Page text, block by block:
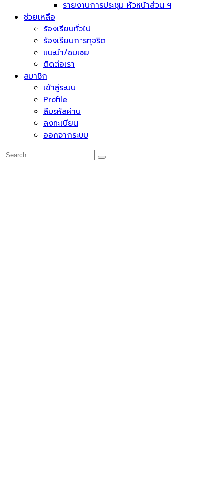
รายงานการประชุม หัวหน้าส่วน ฯ
ช่วยเหลือ
ร้องเรียนทั่วไป
ร้องเรียนการทุจริต
แนะนำ/ชมเชย
ติดต่อเรา
สมาชิก
เข้าสู่ระบบ
Profile
ลืมรหัสผ่าน
ลงทะเบียน
ออกจากระบบ